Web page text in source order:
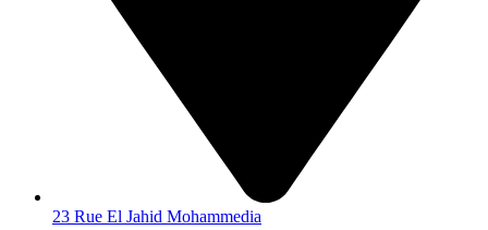
23 Rue El Jahid Mohammedia